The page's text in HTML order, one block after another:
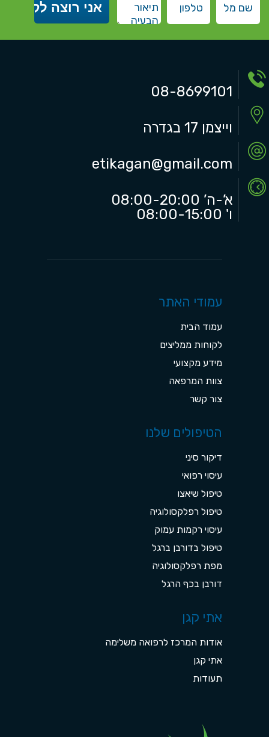
08-8699101
וייצמן 17 בגדרה
etikagan@gmail.com
א’-ה’ 08:00-20:00
ו' 08:00-15:00
עמודי האתר
עמוד הבית
לקוחות ממליצים
מידע מקצועי
צוות המרפאה
צור קשר
הטיפולים שלנו
דיקור סיני
עיסוי רפואי
טיפול שיאצו
טיפול רפלקסולוגיה
עיסוי רקמות עמוק
טיפול בדורבן ברגל
מפת רפלקסולוגיה
דורבן בכף הרגל
אתי קגן
אודות המרכז לרפואה משלימה
אתי קגן
תעודות